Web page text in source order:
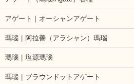
アゲート｜オーシャンアゲート
瑪瑙｜阿拉善（アラシャン）瑪瑙
瑪瑙｜塩源瑪瑙
瑪瑙｜ブラウンドットアゲート